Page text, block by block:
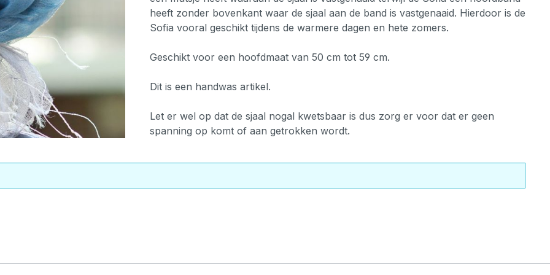
heeft zonder bovenkant waar de sjaal aan de band is vastgenaaid. Hierdoor is de
Sofia vooral geschikt tijdens de warmere dagen en hete zomers.
Geschikt voor een hoofdmaat van 50 cm tot 59 cm.
Dit is een handwas artikel.
Let er wel op dat de sjaal nogal kwetsbaar is dus zorg er voor dat er geen
spanning op komt of aan getrokken wordt.